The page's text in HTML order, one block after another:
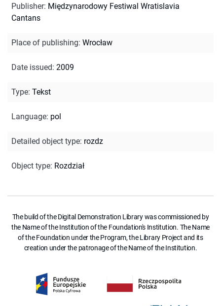
Publisher: Międzynarodowy Festiwal Wratislavia
Cantans
Place of publishing: Wrocław
Date issued: 2009
Type: Tekst
Language: pol
Detailed object type: rozdz
Object type: Rozdział
The build of the Digital Demonstration Library was commissioned by
the Name of the Institution of the Foundation's Institution. The Name
of the Foundation under the Program, the Library Project and its
creation under the patronage of the Name of the Institution.